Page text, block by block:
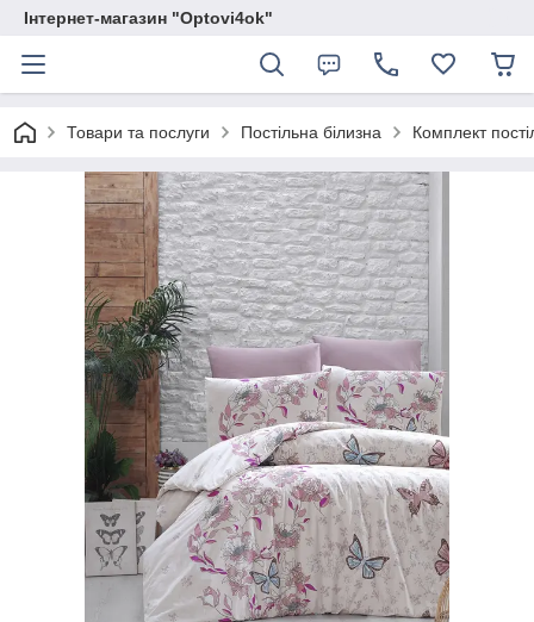
Інтернет-магазин "Optovi4ok"
Товари та послуги Постільна білизна Комплект